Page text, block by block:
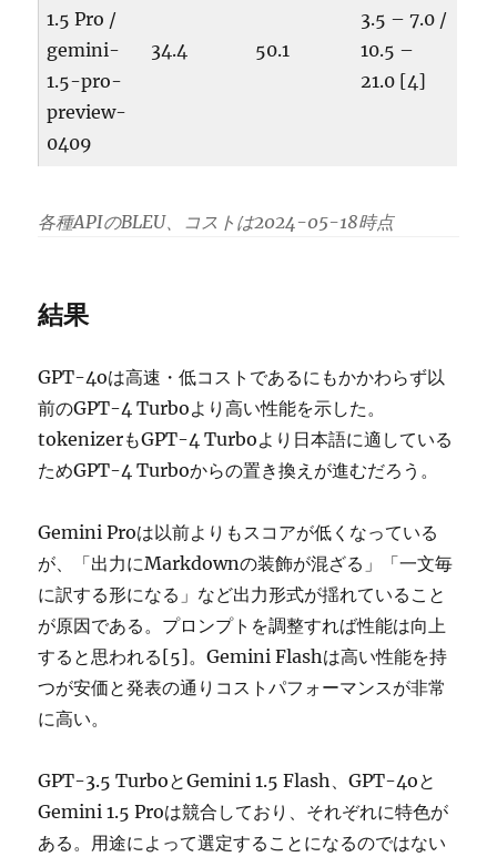
1.5 Pro /
gemini-
1.5-pro-
preview-
0409
34.4 50.1
3.5 – 7.0 /
10.5 –
21.0 [4]
各種APIのBLEU、コストは2024-05-18時点
結果
GPT-4oは高速・低コストであるにもかかわらず以
前のGPT-4 Turboより高い性能を示した。
tokenizerもGPT-4 Turboより日本語に適している
ためGPT-4 Turboからの置き換えが進むだろう。
Gemini Proは以前よりもスコアが低くなっている
が、「出力にMarkdownの装飾が混ざる」「一文毎
に訳する形になる」など出力形式が揺れていること
が原因である。プロンプトを調整すれば性能は向上
すると思われる[5]。Gemini Flashは高い性能を持
つが安価と発表の通りコストパフォーマンスが非常
に高い。
GPT-3.5 TurboとGemini 1.5 Flash、GPT-4oと
Gemini 1.5 Proは競合しており、それぞれに特色が
ある。用途によって選定することになるのではない